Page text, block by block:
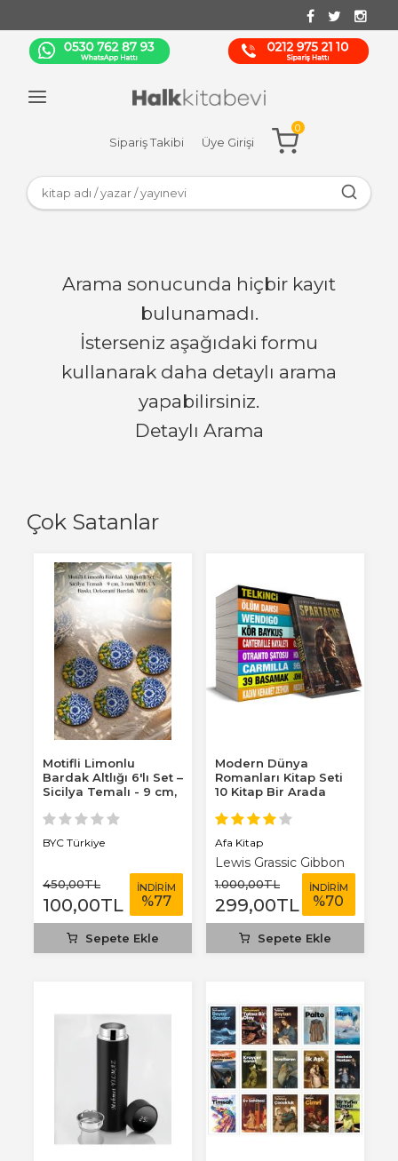
Sipariş Takibi Üye Girişi
0
Çok Satanlar
Motifli Limonlu
Bardak Altlığı 6'lı Set –
Sicilya Temalı - 9 cm,
BYC Türkiye
450,00TL
100,00TL
İNDİRİM
%77
Sepete Ekle
Modern Dünya
Romanları Kitap Seti
10 Kitap Bir Arada
Afa Kitap
Lewis Grassic Gibbon
1.000,00TL
299,00TL
İNDİRİM
%70
Sepete Ekle
Arama sonucunda hiçbir kayıt
bulunamadı.
İsterseniz aşağıdaki formu
kullanarak daha detaylı arama
yapabilirsiniz.
Detaylı Arama